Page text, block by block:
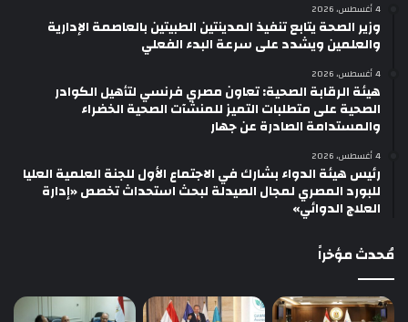
4 أغسطس، 2026
وزير الصحة يتابع تنفيذ المدينتين الطبيتين بالعاصمة الإدارية
والعلمين ويشدد على سرعة البدء الفعلي
4 أغسطس، 2026
هيئة الرقابة الصحية: تعاون مصري فرنسي لتأهيل الكوادر
الصحية على متطلبات التميز للمنشآت الصحية الخضراء
والمستدامة الصادرة عن جهار
4 أغسطس، 2026
رئيس هيئة الدواء بشارك في الاجتماع الأول للجنة العلمية العليا
للبورد المصري لمجال الصيدلة لبحث استحداث تخصص «إدارة
العلاج الدوائي»
مُحدث مؤخراً